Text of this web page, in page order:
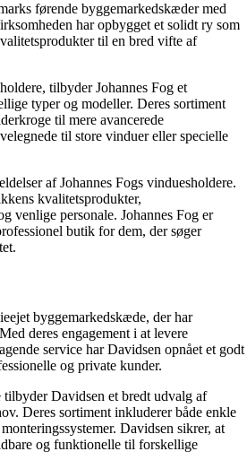
førende byggemarkedskæder med
har opbygget et solidt ry som
til en bred vifte af
tilbyder Johannes Fog et
typer og modeller. Deres sortiment
til mere avancerede
til store vinduer eller specielle
af Johannes Fogs vinduesholdere.
kvalitetsprodukter,
venlige personale. Johannes Fog er
butik for dem, der søger
byggemarkedskæde, der har
deres engagement i at levere
service har Davidsen opnået et godt
og private kunder.
tilbyder Davidsen et bredt udvalg af
Deres sortiment inkluderer både enkle
Davidsen sikrer, at
og funktionelle til forskellige